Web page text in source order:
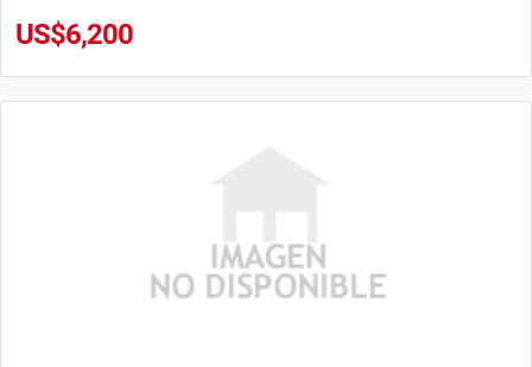
US$6,200